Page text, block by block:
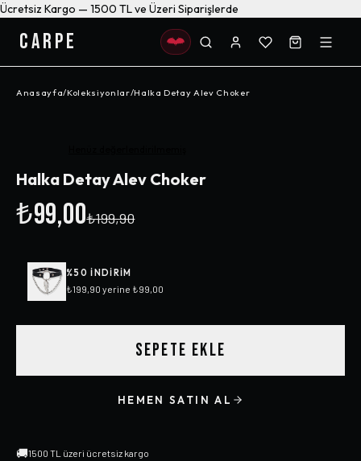
Ücretsiz Kargo — 1500 TL ve Üzeri Siparişlerde
CARPE
Anasayfa/Koleksiyonlar/Halka Detay Alev Choker
Halka Detay Alev Choker
₺99,00₺199,90
%50 INDIRIM
₺199,90 yerine ₺99,00
SEPETE EKLE
HEMEN SATIN AL
🚚1500 TL üzeri ücretsiz kargo